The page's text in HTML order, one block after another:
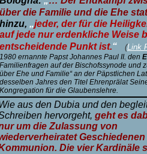
über die Familie und die Ehe
hinzu, „jeder, der für die
auf jede nur erdenkliche Weise
entscheidende Punkt ist.“ (Link
1980 ernannte Papst Johannes Paul II. den
Familienfragen auf der Bischofssynode und
über Ehe und Familie“ an der Päpstlichen
desselben Jahres den Titel Ehrenprälat
Kongregation für die Glaubenslehre.
aus den Dubia und den
hervorgeht, geht es
um die Zulassung von
Geschiedenen
Die vier Kardinäle